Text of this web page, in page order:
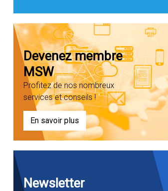
Devenez membre
MSW
Profitez de nos nombreux
services et conseils !
En savoir plus
Newsletter